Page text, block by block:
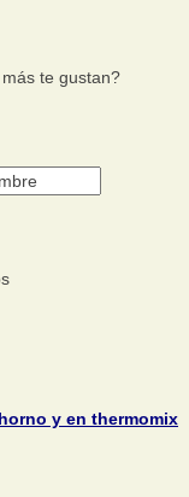
te gustan?
y en thermomix